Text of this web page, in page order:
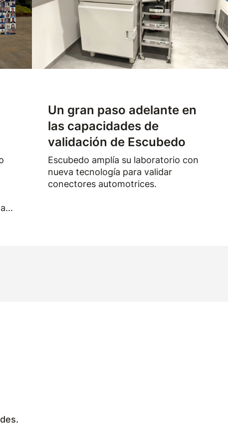
Un gran paso adelante en
las capacidades de
validación de Escubedo
Escubedo amplía su laboratorio con
nueva tecnología para validar
conectores automotrices.